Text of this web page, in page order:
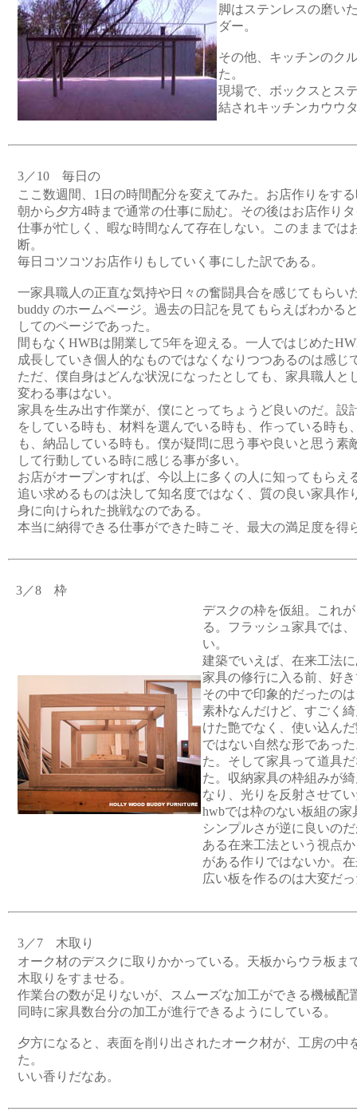
脚はステンレスの磨い
ダー。
その他、キッチンのク
た。
現場で、ボックスとス
結されキッチンカウウ
3／10 毎日の
ここ数週間、1日の時間配分を変えてみた。お店作りをす
朝から夕方4時まで通常の仕事に励む。その後はお店作り
仕事が忙しく、暇な時間なんて存在しない。このままでは
断。
毎日コツコツお店作りもしていく事にした訳である。
一家具職人の正直な気持や日々の奮闘具合を感じてもらい
buddy のホームページ。過去の日記を見てもらえばわかる
してのページであった。
間もなくHWBは開業して5年を迎える。一人ではじめた
成長していき個人的なものではなくなりつつあるのは感じ
ただ、僕自身はどんな状況になったとしても、家具職人と
変わる事はない。
家具を生み出す作業が、僕にとってちょうど良いのだ。設
をしている時も、材料を選んでいる時も、作っている時も
も、納品している時も。僕が疑問に思う事や良いと思う素
して行動している時に感じる事が多い。
お店がオープンすれば、今以上に多くの人に知ってもらえ
追い求めるものは決して知名度ではなく、質の良い家具作
身に向けられた挑戦なのである。
本当に納得できる仕事ができた時こそ、最大の満足度を得
3／8 枠
デスクの枠を仮組。これ
る。フラッシュ家具では
い。
建築でいえば、在来工法
家具の修行に入る前、好
その中で印象的だったの
素朴なんだけど、すごく
けた艶でなく、使い込ん
ではない自然な形であっ
た。そして家具って道具
た。収納家具の枠組みが
なり、光りを反射させて
hwbでは枠のない板組の
シンプルさが逆に良いの
ある在来工法という視点
がある作りではないか。
広い板を作るのは大変だ
3／7 木取り
オーク材のデスクに取りかかっている。天板からウラ板ま
木取りをすませる。
作業台の数が足りないが、スムーズな加工ができる機械配
同時に家具数台分の加工が進行できるようにしている。
夕方になると、表面を削り出されたオーク材が、工房の中
た。
いい香りだなあ。